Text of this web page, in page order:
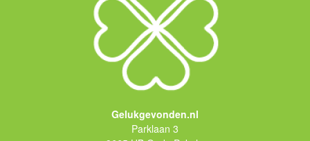
Gelukgevonden.nl
Parklaan 3